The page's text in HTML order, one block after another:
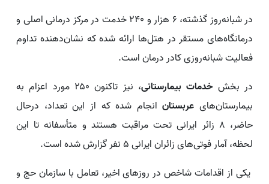
در شبانه‌روز گذشته، ۶ هزار و ۲۴۰ خدمت در مرکز درمانی اصلی و
درمانگاه‌های مستقر در هتل‌ها ارائه شده که نشان‌دهنده تداوم
فعالیت شبانه‌روزی کادر درمان است.
در بخش خدمات بیمارستانی
، نیز تاکنون ۲۵۰ مورد اعزام به
بیمارستان‌های عربستان انجام شده که از این تعداد، درحال
حاضر، ۸ زائر ایرانی تحت مراقبت هستند و متأسفانه تا این
لحظه، آمار فوتی‌های زائران ایرانی ۵ نفر گزارش شده است.
یکی از اقدامات شاخص در روزهای اخیر، تعامل با سازمان حج و